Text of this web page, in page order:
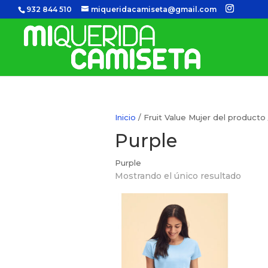
932 844 510 miqueridacamiseta@gmail.com
Inicio / Fruit Value Mujer del producto
Purple
Purple
Mostrando el único resultado